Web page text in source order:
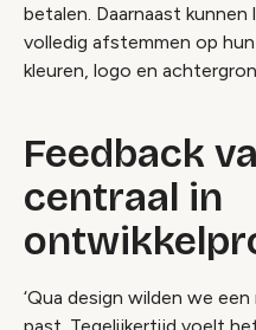
betalen. Daarnaast
volledig afstemmen op
kleuren, logo en
Feedback
centraal in
‘Qua design wilden we
past. Tegelijkertijd voelt